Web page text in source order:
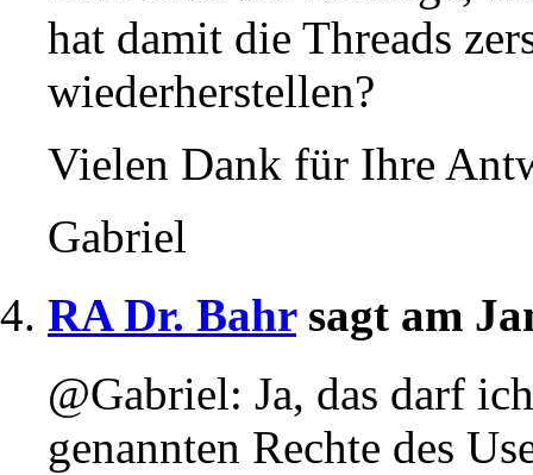
hat damit die Threads
wiederherstellen?
Vielen Dank für Ihre
Gabriel
RA Dr. Bahrsagt am
@Gabriel: Ja, das darf
genannten Rechte des